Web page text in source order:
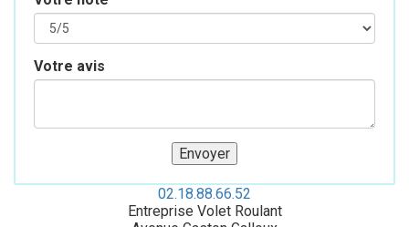
Votre avis
02.18.88.66.52
Entreprise Volet Roulant